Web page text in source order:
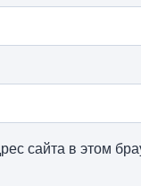
сайта в этом